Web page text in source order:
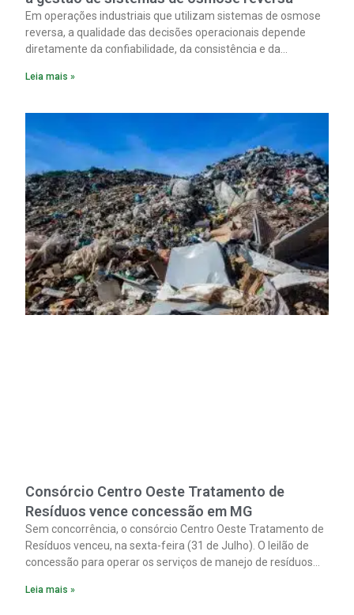
Em operações industriais que utilizam sistemas de osmose
reversa, a qualidade das decisões operacionais depende
diretamente da confiabilidade, da consistência e da
Leia mais »
Consórcio Centro Oeste Tratamento de
Resíduos vence concessão em MG
Sem concorrência, o consórcio Centro Oeste Tratamento de
Resíduos venceu, na sexta-feira (31 de Julho). O leilão de
concessão para operar os serviços de manejo de resíduos
(Consórcio Intermunicipal Multifinalitário do Centro-Oeste
Leia mais »